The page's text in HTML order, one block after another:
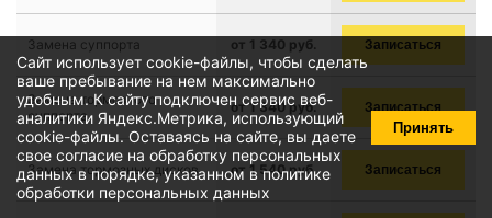
Замена суппорта от 1 340 руб. Записаться
Замена тормозного
суппорта
от 1 340 руб. Записаться
Замена тормозных дисков от 1 540 руб. Записаться
Сайт использует cookie-файлы, чтобы сделать
ваше пребывание на нем максимально
удобным. К cайту подключен сервис веб-
аналитики Яндекс.Метрика, использующий
cookie-файлы. Оставаясь на сайте, вы даете
свое согласие на обработку персональных
данныхв порядке, указанном вполитике
обработки персональных данных
Принять